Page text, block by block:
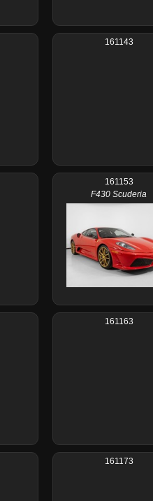
161143
161153
F430 Scuderia
161163
161173